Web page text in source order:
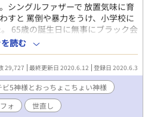
シングルファザーで 放置気味に育
すと 罵倒や暴力をうけ、小学校に
65歳の誕生日に無事にブラック会
た黒江鈴太(くろえ りんた)。 家に
届とメモ、 なぜかスーパーの福引
ぽの部屋でしばらく呆けたあと、
を買いに行った。 スーパーで新た
福引き券で福引きをすると、当
います。特賞の旅行券です。」 と
、 車にはねられ命を落としてし
読む
29,727 最終更新日 2020.6.12 登録日 2020.6.3
ビ5神様とおっちょこちょい神様
ォ
世直し